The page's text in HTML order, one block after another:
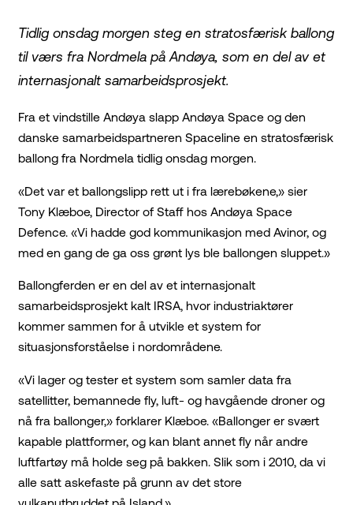
Tidlig onsdag morgen steg en stratosfærisk ballong
til værs fra Nordmela på Andøya, som en del av et
internasjonalt samarbeidsprosjekt.
Fra et vindstille Andøya slapp Andøya Space og den
danske samarbeidspartneren Spaceline en stratosfærisk
ballong fra Nordmela tidlig onsdag morgen.
«Det var et ballongslipp rett ut i fra lærebøkene,» sier
Tony Klæboe, Director of Staff hos Andøya Space
Defence. «Vi hadde god kommunikasjon med Avinor, og
med en gang de ga oss grønt lys ble ballongen sluppet.»
Ballongferden er en del av et internasjonalt
samarbeidsprosjekt kalt IRSA, hvor industriaktører
kommer sammen for å utvikle et system for
situasjonsforståelse i nordområdene.
«Vi lager og tester et system som samler data fra
satellitter, bemannede fly, luft- og havgående droner og
nå fra ballonger,» forklarer Klæboe. «Ballonger er svært
kapable plattformer, og kan blant annet fly når andre
luftfartøy må holde seg på bakken. Slik som i 2010, da vi
alle satt askefaste på grunn av det store